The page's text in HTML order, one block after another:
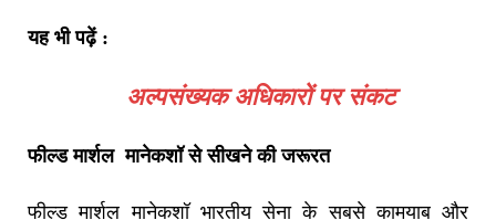
यह भी पढ़ें :
अल्पसंख्यक अधिकारों पर संकट
फील्ड मार्शल मानेकशॉ से सीखने की जरूरत
फील्ड मार्शल मानेकशॉ भारतीय सेना के सबसे कामयाब और